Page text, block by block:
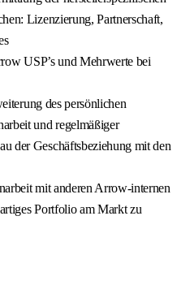
Lizenzierung, Partnerschaft,
USP’s und Mehrwerte bei
des persönlichen
und regelmäßiger
der Geschäftsbeziehung mit den
mit anderen Arrow-internen
Portfolio am Markt zu